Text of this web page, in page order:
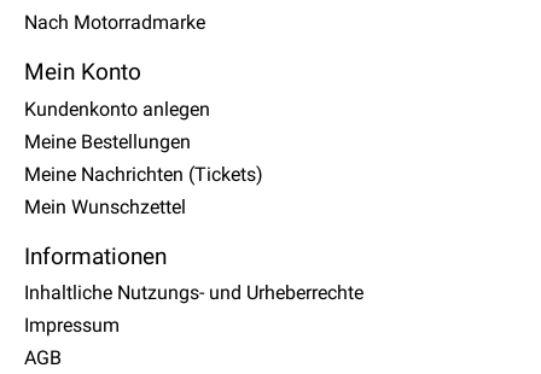
Nach Motorradmarke
Mein Konto
Kundenkonto anlegen
Meine Bestellungen
Meine Nachrichten (Tickets)
Mein Wunschzettel
Informationen
Inhaltliche Nutzungs- und Urheberrechte
Impressum
AGB